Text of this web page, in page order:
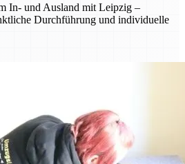
In- und Ausland mit Leipzig –
Durchführung und individuelle